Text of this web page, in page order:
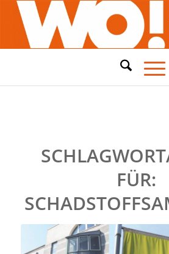
FÜR: